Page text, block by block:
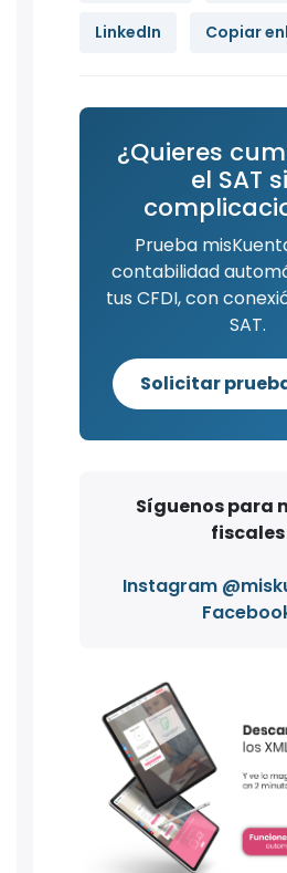
LinkedIn Copiar
¿Quieres
el SAT
Prueba
contabilidad
tus CFDI, con
SAT.
Solicitar
Síguenos para
fiscales
Instagram